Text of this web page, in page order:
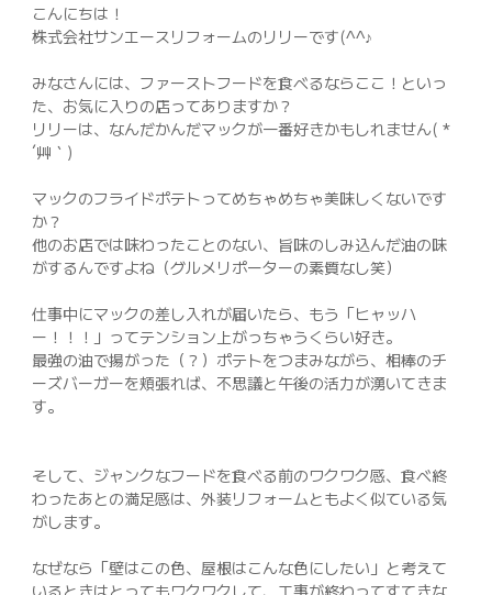
※営業電話はお控えください。
こんにちは！
株式会社サンエースリフォームのリリーです(^^♪
みなさんには、ファーストフードを食べるならここ！といっ
た、お気に入りの店ってありますか？
リリーは、なんだかんだマックが一番好きかもしれません( *
´艸｀)
マックのフライドポテトってめちゃめちゃ美味しくないです
か？
他のお店では味わったことのない、旨味のしみ込んだ油の味
がするんですよね（グルメリポーターの素質なし笑）
仕事中にマックの差し入れが届いたら、もう「ヒャッハ
ー！！！」ってテンション上がっちゃうくらい好き。
最強の油で揚がった（？）ポテトをつまみながら、相棒のチ
ーズバーガーを頬張れば、不思議と午後の活力が湧いてきま
す。
そして、ジャンクなフードを食べる前のワクワク感、食べ終
わったあとの満足感は、外装リフォームともよく似ている気
がします。
なぜなら「壁はこの色、屋根はこんな色にしたい」と考えて
いるときはとってもワクワクして、工事が終わってすてきな